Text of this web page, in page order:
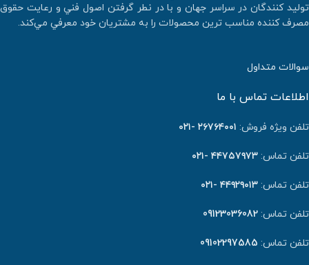
توليد كنندگان در سراسر جهان و با در نطر گرفتن اصول فني و رعايت حقوق
مصرف كننده مناسب ترين محصولات را به مشتريان خود معرفي مي‌كند.
سوالات متداول
اطلاعات تماس با ما
تلفن ویژه فروش: ٢٦٧٦٤٠٠١ -۰۲۱
تلفن تماس: ۴۴۷۵۷۹۷۳ -۰۲۱
تلفن تماس: ۴۴۹۲۹۰۱۳ -۰۲۱
تلفن تماس: 09123036082
تلفن تماس: 09102297585